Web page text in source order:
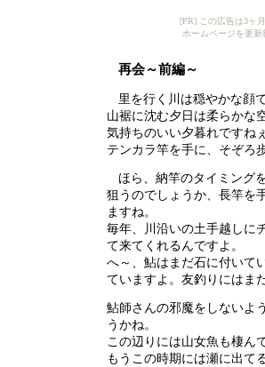
[PR] この広告は3ヶ
ホームページを更
再会～前編～
里を行く川は穏やかな顔
山裾に沈む夕日は柔らかな
気持ちのいい夕暮れですね
テンカラ竿を手に、そぞろ
ほら、納竿のタイミング
狙うのでしょうか、長竿を
ますね。
毎年、川沿いの土手越しに
て来てくれるんですよ。
へ～、鮎はまだ石に付いて
ていますよ。友釣りにはま
鮎師さんの邪魔をしないよ
うかね。
この辺りには山女魚も棲ん
もうこの時期には瀬に出て